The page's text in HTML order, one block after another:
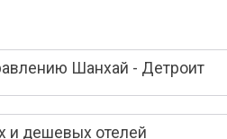
Шанхай - Детроит
и дешевых отелей